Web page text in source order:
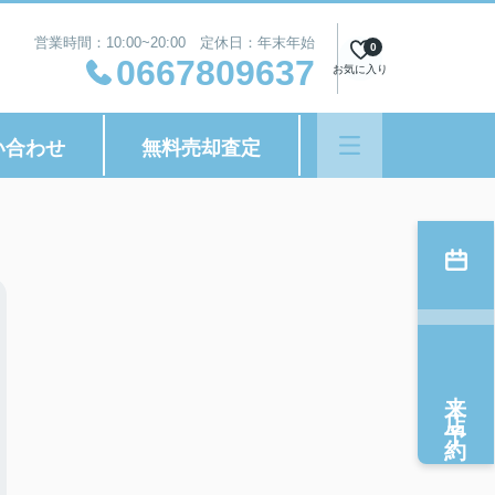
営業時間：10:00~20:00 定休日：年末年始
0667809637 お気に入り
0
合わせ 無料売却査定
来店予約